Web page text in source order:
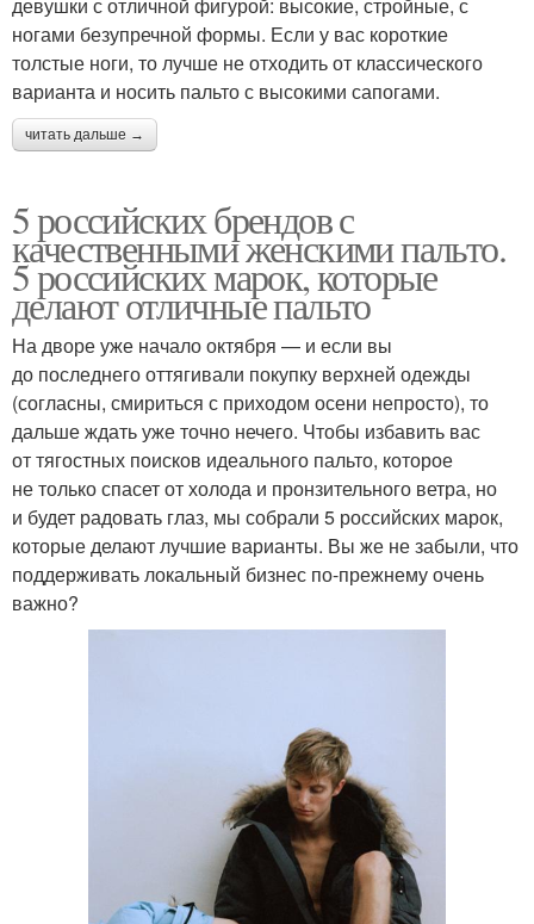
ногами безупречной формы. Если у вас короткие
толстые ноги, то лучше не отходить от классического
варианта и носить пальто с высокими сапогами.
читать дальше →
5 российских брендов с
качественными женскими пальто.
5 российских марок, которые
делают отличные пальто
На дворе уже начало октября — и если вы
до последнего оттягивали покупку верхней одежды
(согласны, смириться с приходом осени непросто), то
дальше ждать уже точно нечего. Чтобы избавить вас
от тягостных поисков идеального пальто, которое
не только спасет от холода и пронзительного ветра, но
и будет радовать глаз, мы собрали 5 российских марок,
которые делают лучшие варианты. Вы же не забыли, что
поддерживать локальный бизнес по-прежнему очень
важно?